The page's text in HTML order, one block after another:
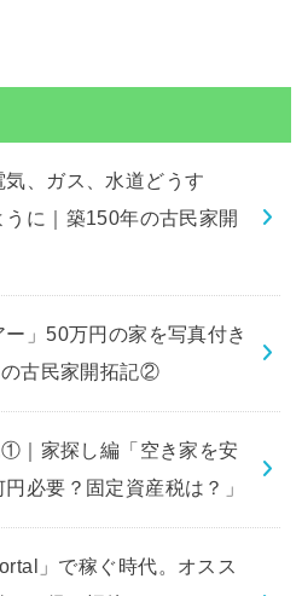
、ガス、水道どうす
に｜築150年の古民家開
ー」50万円の家を写真付き
古民家開拓記②
｜家探し編「空き家を安
必要？固定資産税は？」
」で稼ぐ時代。オスス